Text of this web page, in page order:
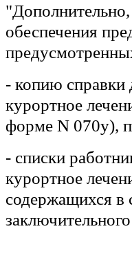
обеспечения
- копию справки
курортное
форме N 070у),
- списки
курортное
содержащихся в